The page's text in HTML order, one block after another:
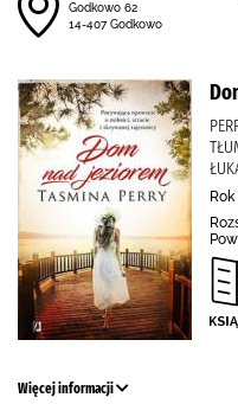
Godkowo 62
14-407 Godkowo
Więcej informacji